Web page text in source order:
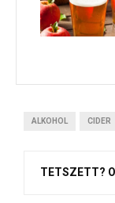
ALKOHOL CIDER
TETSZETT?